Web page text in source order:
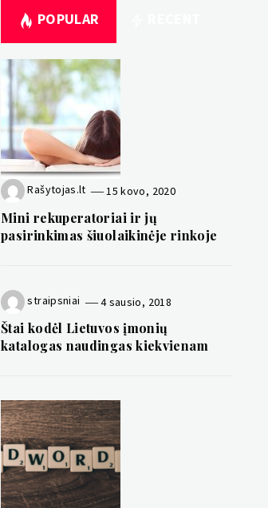
POPULAR
Rašytojas.lt 15 kovo, 2020
Mini rekuperatoriai ir jų
pasirinkimas šiuolaikinėje rinkoje
straipsniai 4 sausio, 2018
Štai kodėl Lietuvos įmonių
katalogas naudingas kiekvienam